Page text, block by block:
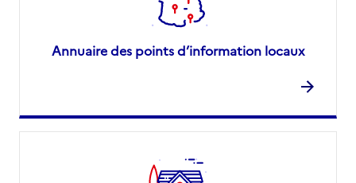
Annuaire des points d’information locaux